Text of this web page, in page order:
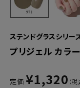
ステンドグラスシリー
プリジェル カラ
定価 ¥1,320